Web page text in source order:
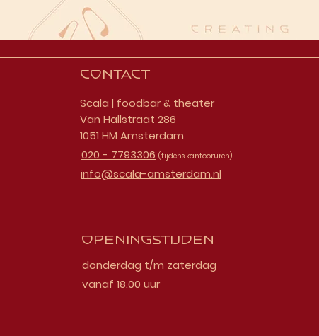
Contact
Scala | foodbar & theater
Van Hallstraat 286
1051 HM Amsterdam
020 - 7793306 (tijdens kantooruren)
info@scala-amsterdam.nl
Openingstijden
donderdag t/m zaterdag
vanaf 18.00 uur